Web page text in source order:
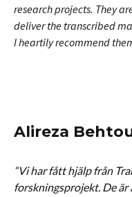
research projects. They
deliver the transcribed
I heartily recommend
Alireza
“Vi har fått hjälp från
forskningsprojekt. De